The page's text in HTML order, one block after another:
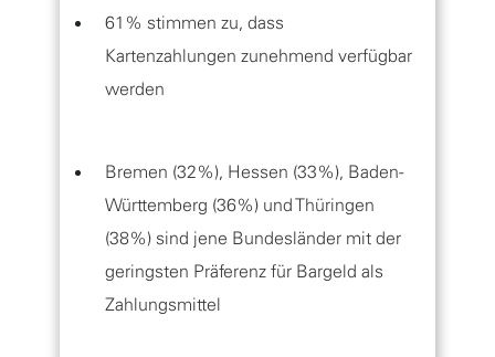
61% stimmen zu, dass
Kartenzahlungen zunehmend verfügbar
werden
Bremen (32%), Hessen (33%), Baden-
Württemberg (36%) und Thüringen
(38%) sind jene Bundesländer mit der
geringsten Präferenz für Bargeld als
Zahlungsmittel